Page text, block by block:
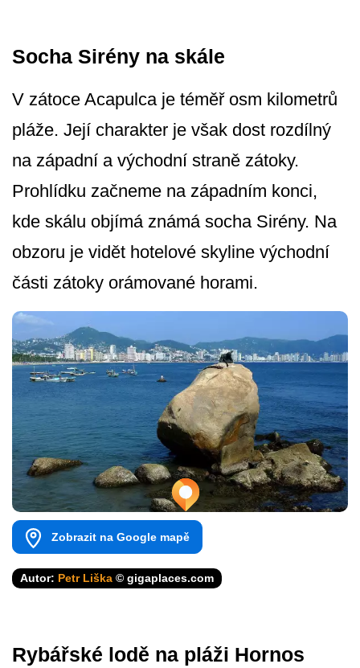
Socha Sirény na skále
V zátoce Acapulca je téměř osm kilometrů
pláže. Její charakter je však dost rozdílný
na západní a východní straně zátoky.
Prohlídku začneme na západním konci,
kde skálu objímá známá socha Sirény. Na
obzoru je vidět hotelové skyline východní
části zátoky orámované horami.
Zobrazit na Google mapě
Autor: Petr Liška © gigaplaces.com
Rybářské lodě na pláži Hornos